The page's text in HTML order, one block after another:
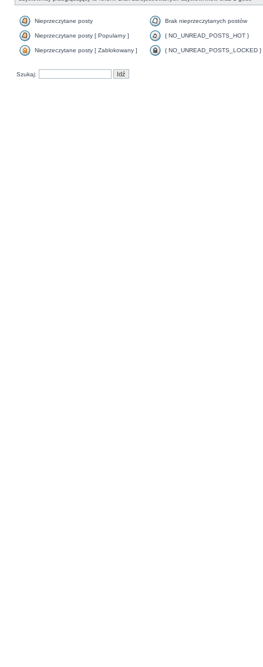
Nieprzeczytane posty Brak nieprzeczytanych postów
Nieprzeczytane posty [ Popularny ] { NO_UNREAD_POSTS_HOT }
Nieprzeczytane posty [ Zablokowany ] { NO_UNREAD_POSTS_LOCKED }
Szukaj: